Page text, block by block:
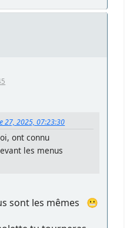
27, 2025, 07:23:30
ont connu
les menus
sont les mêmes 😬